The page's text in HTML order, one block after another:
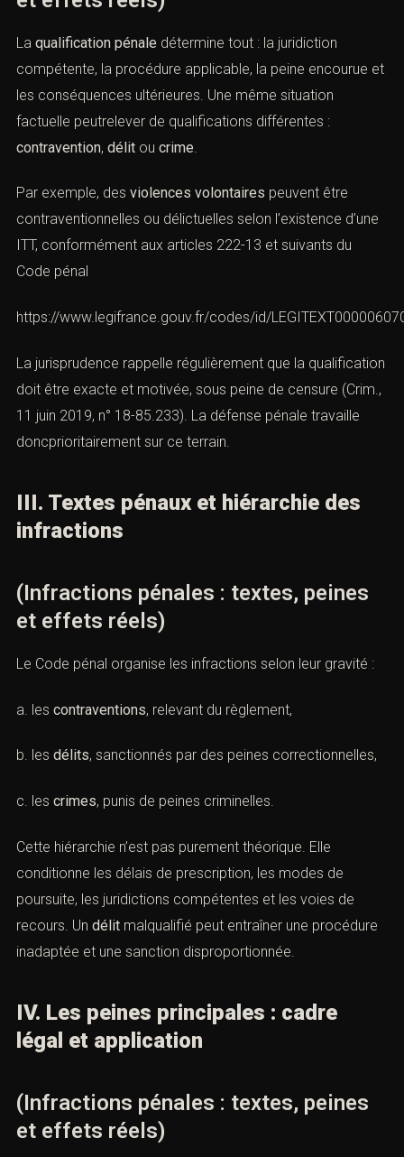
La qualification pénale détermine tout : la juridiction
compétente, la procédure applicable, la peine encourue et
les conséquences ultérieures. Une même situation
factuelle peutrelever de qualifications différentes :
contravention, délit ou crime
Par exemple, des violences volontaires peuvent être
contraventionnelles ou délictuelles selon l’existence d’une
ITT, conformément aux articles 222-13 et suivants du
Code pénal
https://www.legifrance.gouv.fr/codes/id/
La jurisprudence rappelle régulièrement que la qualification
doit être exacte et motivée, sous peine de censure (Crim.,
11 juin 2019, n° 18-85.233). La défense pénale travaille
doncprioritairement sur ce terrain.
III. Textes pénaux et hiérarchie des
infractions
(Infractions pénales : textes, peines
et effets réels)
Le Code pénal organise les infractions selon leur gravité :
a. les contraventions, relevant du règlement,
b. les délits, sanctionnés par des peines correctionnelles,
c. les crimes, punis de peines criminelles.
Cette hiérarchie n’est pas purement théorique. Elle
conditionne les délais de prescription, les modes de
poursuite, les juridictions compétentes et les voies de
recours. Un délit malqualifié peut entraîner une procédure
inadaptée et une sanction disproportionnée.
IV. Les peines principales : cadre
légal et application
(Infractions pénales : textes, peines
et effets réels)